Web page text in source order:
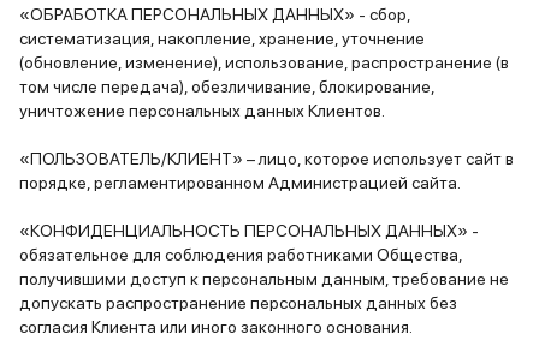
«ОБРАБОТКА ПЕРСОНАЛЬНЫХ ДАННЫХ» - сбор,
систематизация, накопление, хранение, уточнение
(обновление, изменение), использование, распространение (в
том числе передача), обезличивание, блокирование,
уничтожение персональных данных Клиентов.
«ПОЛЬЗОВАТЕЛЬ/КЛИЕНТ» – лицо, которое использует сайт в
порядке, регламентированном Администрацией сайта.
«КОНФИДЕНЦИАЛЬНОСТЬ ПЕРСОНАЛЬНЫХ ДАННЫХ» -
обязательное для соблюдения работниками Общества,
получившими доступ к персональным данным, требование не
допускать распространение персональных данных без
согласия Клиента или иного законного основания.